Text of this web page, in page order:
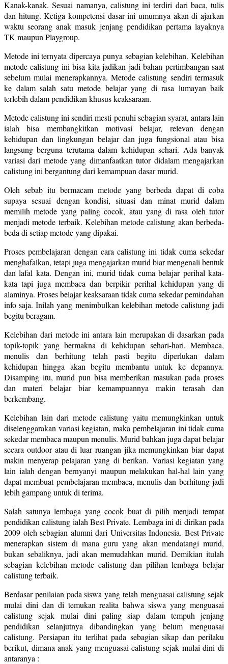
Kanak-kanak. Sesuai namanya, calistung ini terdiri dari baca, tulis
dan hitung. Ketiga kompetensi dasar ini umumnya akan di ajarkan
waktu seorang anak masuk jenjang pendidikan pertama layaknya
TK maupun Playgroup.
Metode ini ternyata dipercaya punya sebagian kelebihan. Kelebihan
metode calistung ini bisa kita jadikan jadi bahan pertimbangan saat
sebelum mulai menerapkannya. Metode calistung sendiri termasuk
ke dalam salah satu metode belajar yang di rasa lumayan baik
terlebih dalam pendidikan khusus keaksaraan.
Metode calistung ini sendiri mesti penuhi sebagian syarat, antara lain
ialah bisa membangkitkan motivasi belajar, relevan dengan
kehidupan dan lingkungan belajar dan juga fungsional atau bisa
langsung berguna terutama dalam kehidupan sehari. Ada banyak
variasi dari metode yang dimanfaatkan tutor didalam mengajarkan
calistung ini bergantung dari kemampuan dasar murid.
Oleh sebab itu bermacam metode yang berbeda dapat di coba
supaya sesuai dengan kondisi, situasi dan minat murid dalam
memilih metode yang paling cocok, atau yang di rasa oleh tutor
menjadi metode terbaik. Kelebihan metode calistung akan berbeda-
beda di setiap metode yang dipakai.
Proses pembelajaran dengan cara calistung ini tidak cuma sekedar
menghafalkan, tetapi juga mengajarkan murid biar mengenali bentuk
dan lafal kata. Dengan ini, murid tidak cuma belajar perihal kata-
kata tapi juga membaca dan berpikir perihal kehidupan yang di
alaminya. Proses belajar keaksaraan tidak cuma sekedar pemindahan
info saja. Inilah yang menimbulkan kelebihan metode calistung jadi
begitu beragam.
Kelebihan dari metode ini antara lain merupakan di dasarkan pada
topik-topik yang bermakna di kehidupan sehari-hari. Membaca,
menulis dan berhitung telah pasti begitu diperlukan dalam
kehidupan hingga akan begitu membantu untuk ke depannya.
Disamping itu, murid pun bisa memberikan masukan pada proses
dan materi belajar biar kemampuannya makin terasah dan
berkembang.
Kelebihan lain dari metode calistung yaitu memungkinkan untuk
diselenggarakan variasi kegiatan, maka pembelajaran ini tidak cuma
sekedar membaca maupun menulis. Murid bahkan juga dapat belajar
secara outdoor atau di luar ruangan jika memungkinkan biar dapat
makin menyerap pelajaran yang di berikan. Variasi kegiatan yang
lain ialah dengan bernyanyi maupun melakukan hal-hal lain yang
dapat membuat pembelajaran membaca, menulis dan berhitung jadi
lebih gampang untuk di terima.
Salah satunya lembaga yang cocok buat di pilih menjadi tempat
pendidikan calistung ialah Best Private. Lembaga ini di dirikan pada
2009 oleh sebagian alumni dari Universitas Indonesia. Best Private
menerapkan sistem di mana guru yang akan mendatangi murid,
bukan sebaliknya, jadi akan memudahkan murid. Demikian itulah
sebagian kelebihan metode calistung dan pilihan lembaga belajar
calistung terbaik.
Berdasar penilaian pada siswa yang telah menguasai calistung sejak
mulai dini dan di temukan realita bahwa siswa yang menguasai
calistung sejak mulai dini paling siap dalam tempuh jenjang
pendidikan selanjutnya dibandingkan yang belum menguasai
calistung. Persiapan itu terlihat pada sebagian sikap dan perilaku
berikut, dimana anak yang menguasai calistung sejak mulai dini di
antaranya :